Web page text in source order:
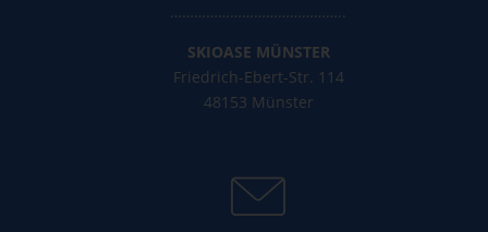
……………………………………..
SKIOASE MÜNSTER
Friedrich-Ebert-Str. 114
48153 Münster